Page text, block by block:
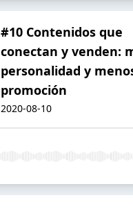
#10 Contenidos que
conectan y venden:
personalidad y
promoción
2020-08-10